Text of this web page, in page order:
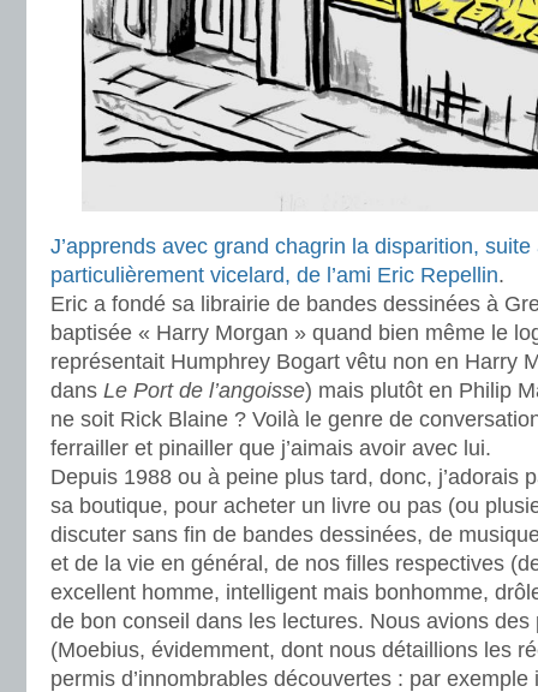
J’apprends avec grand chagrin la disparition,
particulièrement vicelard, de l’ami Eric Repellin.
Eric a fondé sa librairie de bandes dessinées à
baptisée « Harry Morgan » quand bien même le
représentait Humphrey Bogart vêtu non en Harry
dans Le Port de l’angoisse) mais plutôt en Philip
ne soit Rick Blaine ? Voilà le genre de
ferrailler et pinailler que j’aimais avoir avec lui.
Depuis 1988 ou à peine plus tard, donc, j’adorais
sa boutique, pour acheter un livre ou pas (ou
discuter sans fin de bandes dessinées, de
et de la vie en général, de nos filles respectives
excellent homme, intelligent mais bonhomme,
de bon conseil dans les lectures. Nous avions
(Moebius, évidemment, dont nous détaillions les
permis d’innombrables découvertes : par